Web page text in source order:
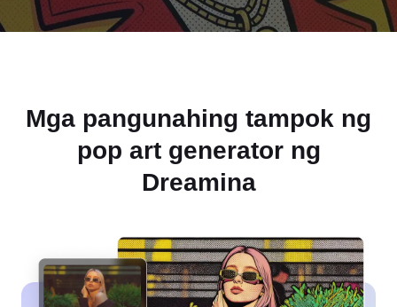
perpekto para sa social media at mga malikhaing
proyekto.
Mga pangunahing tampok ng
pop art generator ng
Dreamina